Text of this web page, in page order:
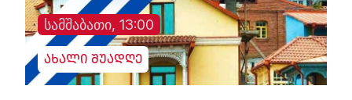
სამშაბათი, 13:00
ახალი შუადღე